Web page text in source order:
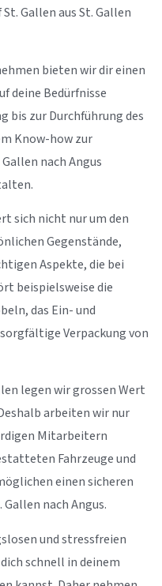
Gallen aus St. Gallen
bieten wir dir einen
deine Bedürfnisse
bis zur Durchführung des
Know-how zur
nach Angus
sich nicht nur um den
Gegenstände,
Aspekte, die bei
beispielsweise die
das Ein- und
Verpackung von
legen wir grossen Wert
arbeiten wir nur
Mitarbeitern
Fahrzeuge und
einen sicheren
nach Angus.
und stressfreien
schnell in deinem